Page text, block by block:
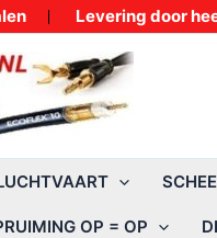
Levering door
OP = OP